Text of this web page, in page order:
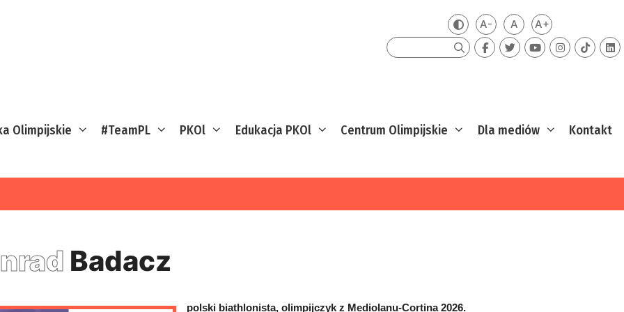
Zmień kontrast
A-Mniejsza czcionka
ADomyślna czcionka
A+Większa
Szukaj
Olimpijskie #TeamPL PKOl Edukacja PKOl Centrum Olimpijskie Dla mediów Kontakt
Badacz
polski biathlonista, olimpijczyk z Mediolanu-Cortina 2026.